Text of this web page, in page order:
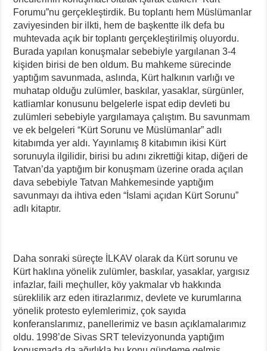
Forumu”nu gerçekleştirdik. Bu toplantı hem Müslümanlar
zaviyesinden bir ilkti, hem de başkentte ilk defa bu
muhtevada açık bir toplantı gerçekleştirilmiş oluyordu.
Burada yapılan konuşmalar sebebiyle yargılanan 3-4
kişiden birisi de ben oldum. Bu mahkeme sürecinde
yaptığım savunmada, aslında, Kürt halkının varlığı ve
muhatap olduğu zulümler, baskılar, yasaklar, sürgünler,
katliamlar konusunu belgelerle ispat edip devleti bu
zulümleri sebebiyle yargılamaya çalıştım. Bu savunmam
ve ek belgeleri “Kürt Sorunu ve Müslümanlar” adlı
kitabımda yer aldı. Yayınlamış 8 kitabımın ikisi Kürt
sorunuyla ilgilidir, birisi bu adını zikrettiği kitap, diğeri de
Tatvan’da yaptığım bir konuşmam üzerine orada açılan
dava sebebiyle Tatvan Mahkemesinde yaptığım
savunmayı da ihtiva eden “İslami açıdan Kürt Sorunu”
adlı kitaptır.
Daha sonraki süreçte İLKAV olarak da Kürt sorunu ve
Kürt haklına yönelik zulümler, baskılar, yasaklar, yargısız
infazlar, faili meçhuller, köy yakmalar vb hakkında
süreklilik arz eden itirazlarımız, devlete ve kurumlarına
yönelik protesto eylemlerimiz, çok sayıda
konferanslarımız, panellerimiz ve basın açıklamalarımız
oldu. 1998’de Sivas SRT televizyonunda yaptığım